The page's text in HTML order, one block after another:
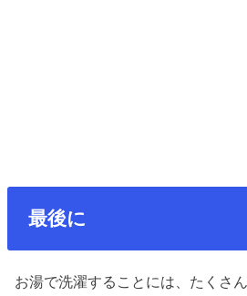
最後に
お湯で洗濯することには、たくさ